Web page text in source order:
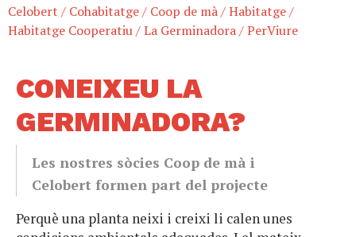
Celobert / Cohabitatge/ Coop de mà/Habitatge/
Habitatge Cooperatiu/La Germinadora/PerViure
CONEIXEU LA
GERMINADORA?
Les nostres sòcies Coop de mà i
Celobert formen part del projecte
Perquè una planta neixi i creixi li calen unes